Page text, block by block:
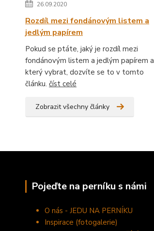
26.09.2020
Rozdíl mezi fondánovým listem a
jedlým papírem
Pokud se ptáte, jaký je rozdíl mezi
fondánovým listem a jedlým papírem a
který vybrat, dozvíte se to v tomto
článku. číst celé
Zobrazit všechny články
Pojeďte na perníku s námi
O nás - JEDU NA PERNÍKU
Inspirace (fotogalerie)